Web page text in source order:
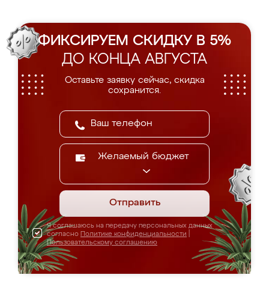
ФИКСИРУЕМ СКИДКУ В 5%
ДО КОНЦА АВГУСТА
Оставьте заявку сейчас, скидка
сохранится.
Желаемый бюджет
Отправить
Я соглашаюсь на передачу персональных данных
согласно Политике конфиденциальности
Пользовательскому соглашению